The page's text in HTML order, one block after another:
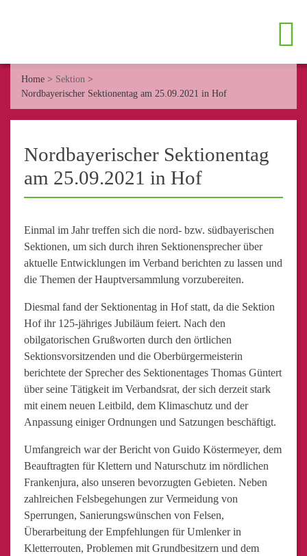
Home > Sektion >
Nordbayerischer Sektionentag am 25.09.2021 in Hof
Nordbayerischer Sektionentag
am 25.09.2021 in Hof
Einmal im Jahr treffen sich die nord- bzw. südbayerischen
Sektionen, um sich durch ihren Sektionensprecher über
aktuelle Entwicklungen im Verband berichten zu lassen und
die Themen der Hauptversammlung vorzubereiten.
Diesmal fand der Sektionentag in Hof statt, da die Sektion
Hof ihr 125-jähriges Jubiläum feiert. Nach den
obilgatorischen Grußworten durch den örtlichen
Sektionsvorsitzenden und die Oberbürgermeisterin
berichtete der Sprecher des Sektionentages Thomas Güntert
über seine Tätigkeit im Verbandsrat, der sich derzeit stark
mit einem neuen Leitbild, dem Klimaschutz und der
Anpassung einiger Ordnungen und Satzungen beschäftigt.
Umfangreich war der Bericht von Guido Köstermeyer, dem
Beauftragten für Klettern und Naturschutz im nördlichen
Frankenjura, also unseren bevorzugten Gebieten. Neben
zahlreichen Felsbegehungen zur Vermeidung von
Sperrungen, Sanierungswünschen von Felsen,
Überarbeitung der Empfehlungen für Umlenker in
Kletterrouten, Problemen mit Grundbesitzern und dem